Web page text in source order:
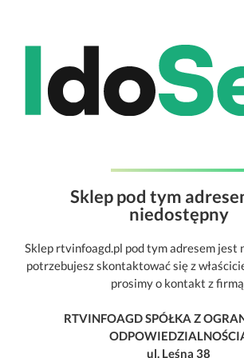
Sklep pod tym
niedostępny
Sklep rtvinfoagd.pl pod tym adresem jest
potrzebujesz skontaktować się z
prosimy o kontakt z
RTVINFOAGD SPÓŁKA Z
ul. Leśna 38